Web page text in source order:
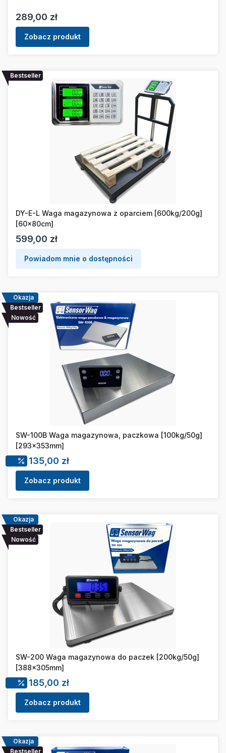
Cena
289,00 zł
Zobacz produkt
Bestseller
DY-E-L Waga magazynowa z oparciem [600kg/200g]
[60x80cm]
Cena
599,00 zł
Powiadom mnie o dostępności
Okazja
Bestseller
Nowość
SW-100B Waga magazynowa, paczkowa [100kg/50g]
[293x353mm]
Cena promocyjna
135,00 zł
Zobacz produkt
Okazja
Bestseller
Nowość
SW-200 Waga magazynowa do paczek [200kg/50g]
[388x305mm]
Cena promocyjna
185,00 zł
Zobacz produkt
Okazja
Bestseller